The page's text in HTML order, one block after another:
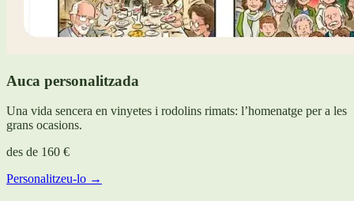
Auca personalitzada
Una vida sencera en vinyetes i rodolins rimats: l’homenatge per a les
grans ocasions.
des de 160 €
Personalitzeu-lo →